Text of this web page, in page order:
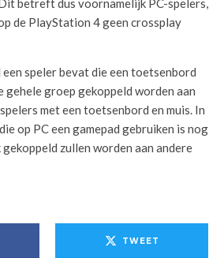
betreft dus voornamelijk PC-spelers,
de PlayStation 4 geen crossplay
speler bevat die een toetsenbord
gehele groep gekoppeld worden aan
met een toetsenbord en muis. In
op PC een gamepad gebruiken is nog
zullen worden aan andere
TWEET